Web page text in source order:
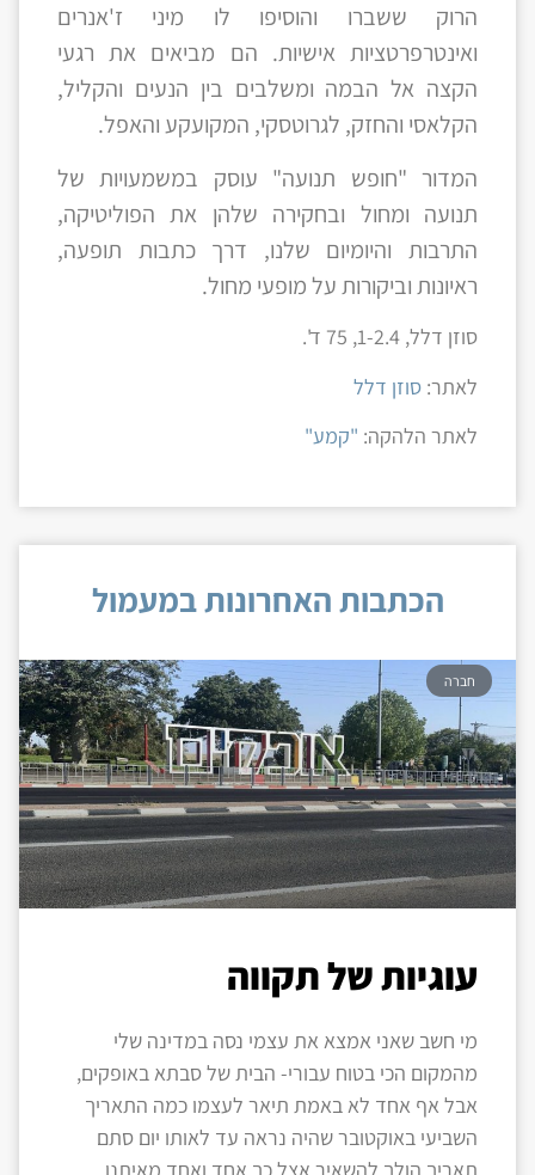
הרוק ששברו והוסיפו לו מיני ז'אנרים
ואינטרפרטציות אישיות. הם מביאים את רגעי
הקצה אל הבמה ומשלבים בין הנעים והקליל,
הקלאסי והחזק, לגרוטסקי, המקועקע והאפל.
המדור "חופש תנועה" עוסק במשמעויות של
תנועה ומחול ובחקירה שלהן את הפוליטיקה,
התרבות והיומיום שלנו, דרך כתבות תופעה,
ראיונות וביקורות על מופעי מחול.
סוזן דלל, 1-2.4, 75 ד'.
לאתר: סוזן דלל
לאתר הלהקה: "קמע"
הכתבות האחרונות במעמול
חברה
עוגיות של תקווה
מי חשב שאני אמצא את עצמי נסה במדינה שלי
מהמקום הכי בטוח עבורי- הבית של סבתא באופקים,
אבל אף אחד לא באמת תיאר לעצמו כמה התאריך
השביעי באוקטובר שהיה נראה עד לאותו יום סתם